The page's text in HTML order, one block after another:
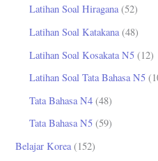
Latihan Soal Hiragana(52)
Latihan Soal Katakana(48)
Latihan Soal Kosakata N5 (12)
Latihan Soal Tata Bahasa N5
Tata Bahasa N4 (48)
Tata Bahasa N5 (59)
Belajar Korea(152)